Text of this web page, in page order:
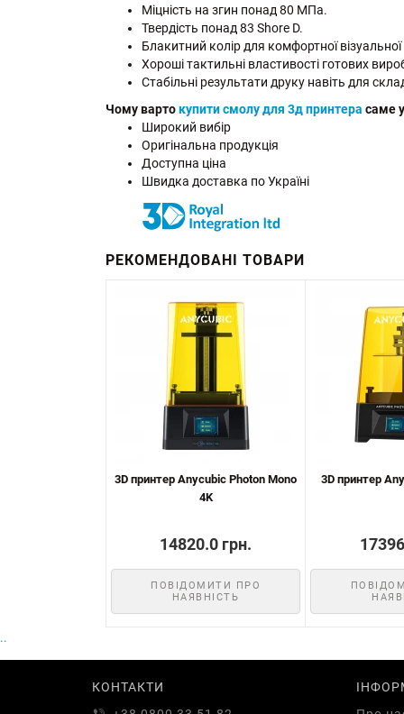
Міцність на згин понад 80 МПа.
Твердість понад 83 Shore D.
Блакитний колір для комфортної
Хороші тактильні властивості готових
Стабільні результати друку навіть для
Чому вартокупити смолу для 3д принтера саме
Широкий вибір
Оригінальна продукція
Доступна ціна
Швидка доставка по Україні
РЕКОМЕНДОВАНІ ТОВАРИ
3D принтер Anycubic Photon Mono
4K
14820.0 грн.
ПОВІДОМИТИ ПРО
НАЯВНІСТЬ
3D принтер
..
КОНТАКТИ